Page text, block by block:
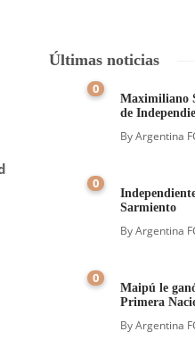
Últimas noticias
0
Maximiliano
de
ByArgentina
0
Sarmiento
ByArgentina
0
Maipú le
Primera
ByArgentina